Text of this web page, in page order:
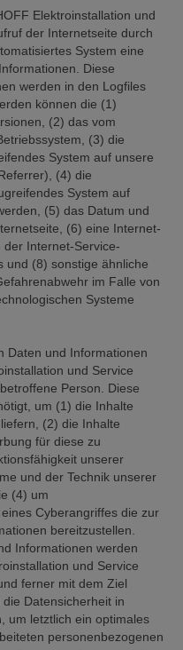
Elektroinstallation und
der Internetseite durch
System eine
Diese
werden in den Logfiles
können die (1)
(2) das vom
(3) die
System auf unsere
(4) die
System auf
(5) das Datum und
(6) eine Internet-
Internet-Service-
und (8) sonstige ähnliche
im Falle von
Systeme
Daten und Informationen
und Service
Person. Diese
um (1) die Inhalte
(2) die Inhalte
für diese zu
unserer
und der Technik unserer
(4) um
Cyberangriffes die zur
bereitzustellen.
Informationen werden
und Service
ferner mit dem Ziel
Datensicherheit in
um letztlich ein optimales
personenbezogenen